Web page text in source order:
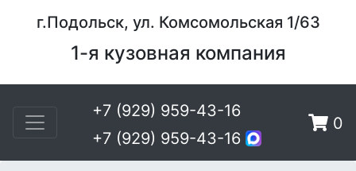
г.Подольск, ул. Комсомольская 1/63
1-я кузовная компания
+7 (929) 959-43-16
+7 (929) 959-43-16
0